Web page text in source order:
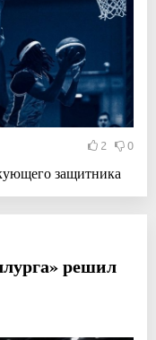
2 0
защитника
решил